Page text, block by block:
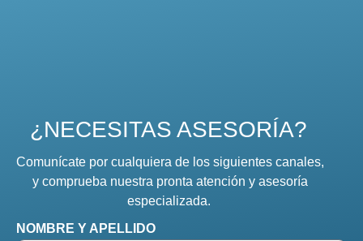
¿NECESITAS ASESORÍA?
Comunícate por cualquiera de los siguientes canales,
y comprueba nuestra pronta atención y asesoría
especializada.
NOMBRE Y APELLIDO